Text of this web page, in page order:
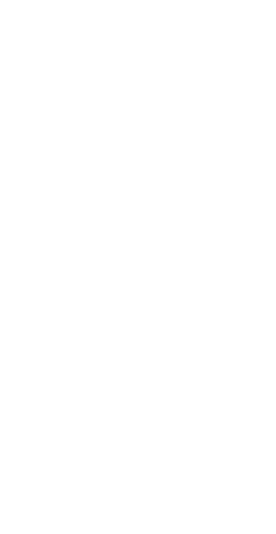
choque ante el